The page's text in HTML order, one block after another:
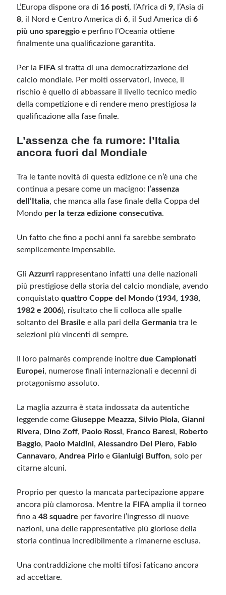
L’Europa dispone ora di 16 posti, l’Africa di9, l’Asia di
8, il Nord e Centro America di6, il Sud America di6
più uno spareggio e perfino l’Oceania ottiene
finalmente una qualificazione garantita.
Per la FIFA si tratta di una democratizzazione del
calcio mondiale. Per molti osservatori, invece, il
rischio è quello di abbassare il livello tecnico medio
della competizione e di rendere meno prestigiosa la
qualificazione alla fase finale.
L’assenza che fa rumore: l’Italia
ancora fuori dal Mondiale
Tra le tante novità di questa edizione ce n’è una che
continua a pesare come un macigno:
l’assenza
dell’Italia, che manca alla fase finale della Coppa del
Mondo per la terza edizione consecutiva.
Un fatto che fino a pochi anni fa sarebbe sembrato
semplicemente impensabile.
GliAzzurri rappresentano infatti una delle nazionali
più prestigiose della storia del calcio mondiale, avendo
conquistatoquattro Coppe del Mondo (1934, 1938,
1982 e 2006), risultato che li colloca alle spalle
soltanto del
Brasile e alla pari dellaGermania tra le
selezioni più vincenti di sempre.
Il loro palmarès comprende inoltredue Campionati
Europei, numerose finali internazionali e decenni di
protagonismo assoluto.
La maglia azzurra è stata indossata da autentiche
leggende comeGiuseppe Meazza,Silvio Piola,Gianni
Rivera, Dino Zoff, Paolo Rossi, Franco Baresi, Roberto
Baggio, Paolo Maldini,Alessandro Del Piero, Fabio
Cannavaro,Andrea Pirlo eGianluigi Buffon, solo per
citarne alcuni.
Proprio per questo la mancata partecipazione appare
ancora più clamorosa. Mentre la FIFA amplia il torneo
fino a48 squadre per favorire l’ingresso di nuove
nazioni, una delle rappresentative più gloriose della
storia continua incredibilmente a rimanerne esclusa.
Una contraddizione che molti tifosi faticano ancora
ad accettare.